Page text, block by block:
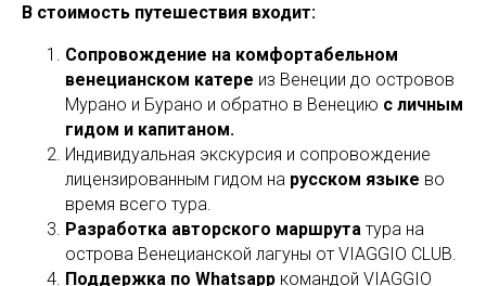
В стоимость путешествия входит:
Сопровождение на комфортабельном
венецианском катере из Венеции до островов
Мурано и Бурано и обратно в Венецию с личным
гидом и капитаном.
Индивидуальная экскурсия и сопровождение
лицензированным гидом на русском языке во
время всего тура.
Разработка авторского маршрута тура на
острова Венецианской лагуны от VIAGGIO CLUB.
Поддержка по Whatsapp командой VIAGGIO